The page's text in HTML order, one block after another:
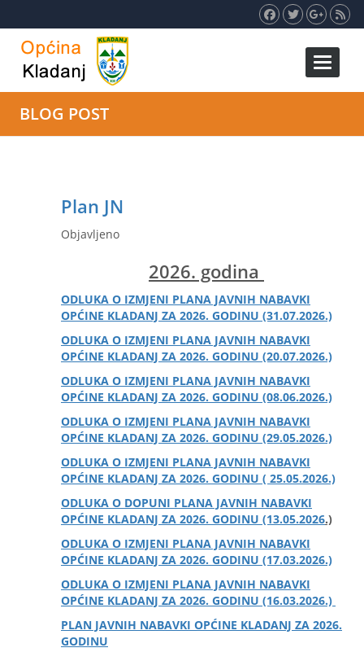
Toggle
BLOG POST
Plan JN
Objavljeno
2026. godina
ODLUKA O IZMJENI PLANA JAVNIH NABAVKI
OPĆINE KLADANJ ZA 2026. GODINU (31.07.2026.)
ODLUKA O IZMJENI PLANA JAVNIH NABAVKI
OPĆINE KLADANJ ZA 2026. GODINU (20.07.2026.)
ODLUKA O IZMJENI PLANA JAVNIH NABAVKI
OPĆINE KLADANJ ZA 2026. GODINU (08.06.2026.)
ODLUKA O IZMJENI PLANA JAVNIH NABAVKI
OPĆINE KLADANJ ZA 2026. GODINU (29.05.2026.)
ODLUKA O IZMJENI PLANA JAVNIH NABAVKI
OPĆINE KLADANJ ZA 2026. GODINU ( 25.05.2026.)
ODLUKA O DOPUNI PLANA JAVNIH NABAVKI
OPĆINE KLADANJ ZA 2026. GODINU (13.05.2026.)
ODLUKA O IZMJENI PLANA JAVNIH NABAVKI
OPĆINE KLADANJ ZA 2026. GODINU (17.03.2026.)
ODLUKA O IZMJENI PLANA JAVNIH NABAVKI
OPĆINE KLADANJ ZA 2026. GODINU (16.03.2026.)
PLAN JAVNIH NABAVKI OPĆINE KLADANJ ZA 2026.
GODINU